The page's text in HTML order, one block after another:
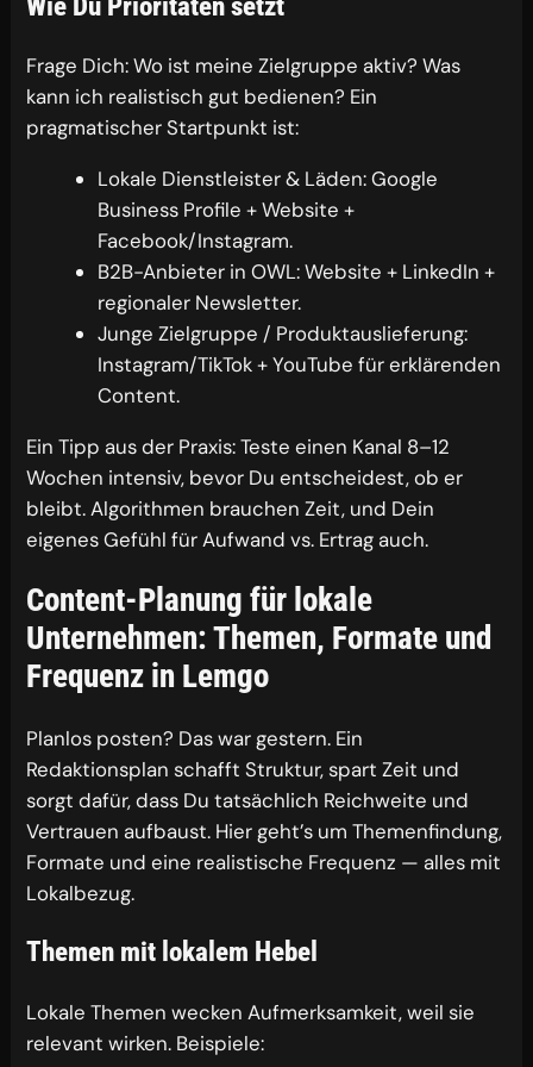
Frage Dich: Wo ist meine Zielgruppe aktiv? Was
kann ich realistisch gut bedienen? Ein
pragmatischer Startpunkt ist:
Lokale Dienstleister & Läden: Google
Business Profile + Website +
Facebook/Instagram.
B2B-Anbieter in OWL: Website + LinkedIn +
regionaler Newsletter.
Junge Zielgruppe / Produktauslieferung:
Instagram/TikTok + YouTube für erklärenden
Content.
Ein Tipp aus der Praxis: Teste einen Kanal 8–12
Wochen intensiv, bevor Du entscheidest, ob er
bleibt. Algorithmen brauchen Zeit, und Dein
eigenes Gefühl für Aufwand vs. Ertrag auch.
Content-Planung für lokale
Unternehmen: Themen, Formate und
Frequenz in Lemgo
Planlos posten? Das war gestern. Ein
Redaktionsplan schafft Struktur, spart Zeit und
sorgt dafür, dass Du tatsächlich Reichweite und
Vertrauen aufbaust. Hier geht’s um Themenfindung,
Formate und eine realistische Frequenz — alles mit
Lokalbezug.
Themen mit lokalem Hebel
Lokale Themen wecken Aufmerksamkeit, weil sie
relevant wirken. Beispiele: